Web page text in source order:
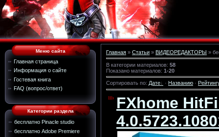
Меню сайта
Главная страница
Информация о сайте
Гостевая книга
FAQ (вопрос/ответ)
Категории раздела
бесплатно Pinacle studio
бесплатно Adobe Premiere
Главная » Статьи » ВИДЕОРЕДАКТОРЫ »
В категории материалов: 58
Показано материалов: 1-20
Сортировать по: Дате · Названию ·
FXhome